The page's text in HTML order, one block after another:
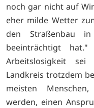
noch gar nicht auf
eher milde Wetter
den Straßenbau
beeinträchtigt
Arbeitslosigkeit sei
Landkreis trotzdem
meisten
werden, einen